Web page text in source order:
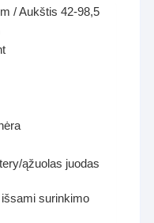
/ Aukštis 42-98,5
ąžuolas juodas
surinkimo